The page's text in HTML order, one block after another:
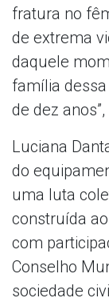
fratura no
de extrema
daquele
família
de dez
Luciana
do
uma luta
construída
com
Conselho
sociedade